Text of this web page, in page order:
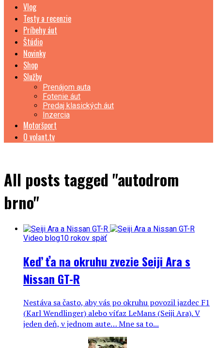
Vlog
Testy a recenzie
Príbehy áut
Štúdio
Novinky
Shop
Služby
Prenájom auta
Fotenie áut
Predaj klasických áut
Inzercia
Motoršport
O volant.tv
All posts tagged "autodrom
brno"
Video blog10 rokov späť
Keď ťa na okruhu zvezie Seiji Ara s
Nissan GT-R
Nestáva sa často, aby vás po okruhu povozil jazdec F1
(Karl Wendlinger) alebo víťaz LeMans (Seiji Ara). V
jeden deň, v jednom aute… Mne sa to...